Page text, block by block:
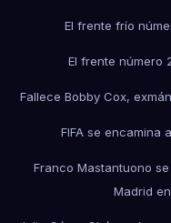
El frente frío
El frente número
Fallece Bobby Cox,
FIFA se encamina
Franco Mastantuono
Madrid